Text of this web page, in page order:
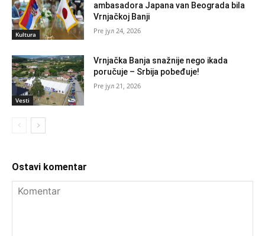
Kultura
ambasadora Japana van Beograda bila
Vrnjačkoj Banji
јул 24, 2026
Vesti
Vrnjačka Banja snažnije nego ikada
poručuje – Srbija pobeđuje!
јул 21, 2026
Ostavi komentar